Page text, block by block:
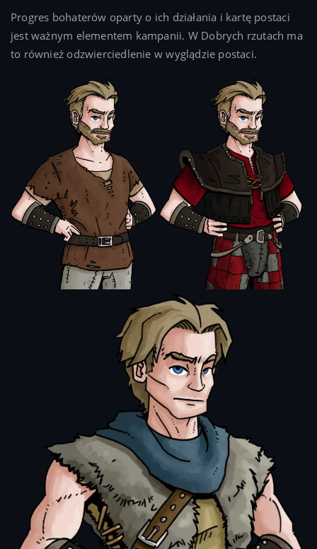
Progres bohaterów oparty o ich działania i kartę postaci
jest ważnym elementem kampanii. W Dobrych rzutach ma
to również odzwierciedlenie w wyglądzie postaci.